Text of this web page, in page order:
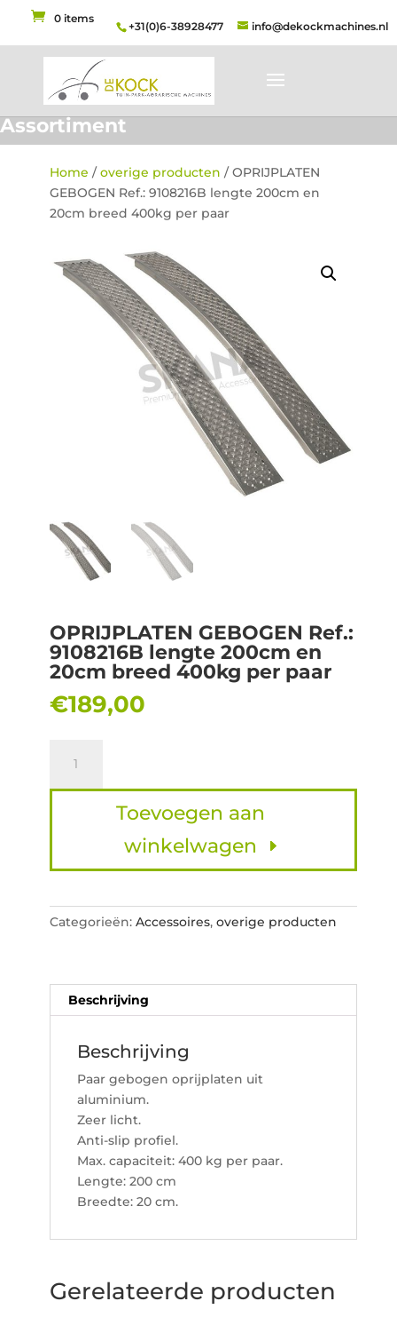
+31(0)6-38928477 info@dekockmachines.nl
0 items
Assortiment
Home /overige producten / OPRIJPLATEN
GEBOGEN Ref.: 9108216B lengte 200cm en
20cm breed 400kg per paar
OPRIJPLATEN GEBOGEN Ref.:
9108216B lengte 200cm en
20cm breed 400kg per paar
€189,00
GEBOGEN
Ref.:
en
breed
400kg
aantal
Toevoegen aan
winkelwagen
Categorieën: Accessoires, overige producten
Beschrijving
Beschrijving
Paar gebogen oprijplaten uit
aluminium.
Zeer licht.
Anti-slip profiel.
Max. capaciteit: 400 kg per paar.
Lengte: 200 cm
Breedte: 20 cm.
Gerelateerde producten